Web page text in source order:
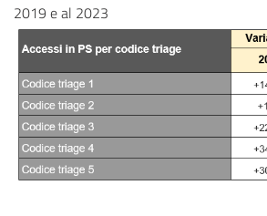
2019 e al 2023